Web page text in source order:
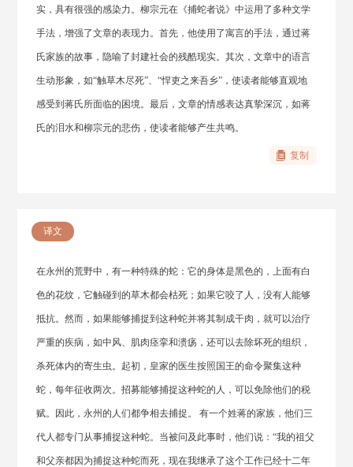
实，具有很强的感染力。柳宗元在《捕蛇者说》中运用了多种文学
手法，增强了文章的表现力。首先，他使用了寓言的手法，通过蒋
氏家族的故事，隐喻了封建社会的残酷现实。其次，文章中的语言
生动形象，如“触草木尽死”、“悍吏之来吾乡”，使读者能够直观地
感受到蒋氏所面临的困境。最后，文章的情感表达真挚深沉，如蒋
氏的泪水和柳宗元的悲伤，使读者能够产生共鸣。
复制
译文
在永州的荒野中，有一种特殊的蛇：它的身体是黑色的，上面有白
色的花纹，它触碰到的草木都会枯死；如果它咬了人，没有人能够
抵抗。然而，如果能够捕捉到这种蛇并将其制成干肉，就可以治疗
严重的疾病，如中风、肌肉痉挛和溃疡，还可以去除坏死的组织，
杀死体内的寄生虫。起初，皇家的医生按照国王的命令聚集这种
蛇，每年征收两次。招募能够捕捉这种蛇的人，可以免除他们的税
赋。因此，永州的人们都争相去捕捉。 有一个姓蒋的家族，他们三
代人都专门从事捕捉这种蛇。当被问及此事时，他们说：“我的祖父
和父亲都因为捕捉这种蛇而死，现在我继承了这个工作已经十二年